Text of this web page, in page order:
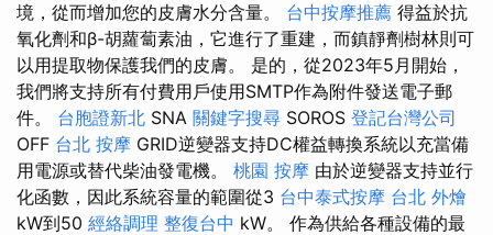
境，從而增加您的皮膚水分含量。 台中按摩推薦 得益於抗
氧化劑和β-胡蘿蔔素油，它進行了重建，而鎮靜劑樹林則可
以用提取物保護我們的皮膚。 是的，從2023年5月開始，
我們將支持所有付費用戶使用SMTP作為附件發送電子郵
件。 台胞證新北 SNA 關鍵字搜尋 SOROS 登記台灣公司
OFF 台北 按摩 GRID逆變器支持DC權益轉換系統以充當備
用電源或替代柴油發電機。 桃園 按摩 由於逆變器支持並行
化函數，因此系統容量的範圍從3 台中泰式按摩 台北 外燴
kW到50 經絡調理 整復台中 kW。 作為供給各種設備的最